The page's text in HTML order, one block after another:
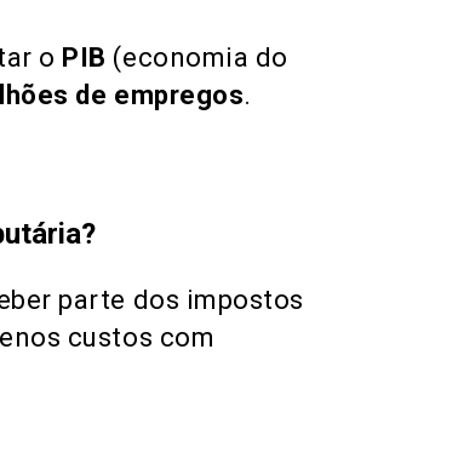
o PIB (economia do
de empregos​.
parte dos impostos
custos com